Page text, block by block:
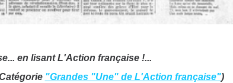
en lisant L'Action française !...
"Grandes "Une" de L'Action française")